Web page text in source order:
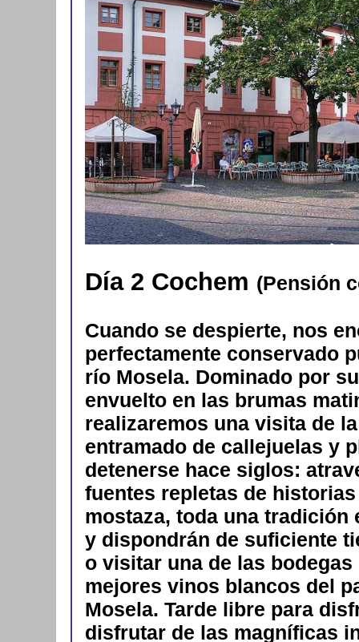
Día 2 Cochem (Pensión
Cuando se despierte, nos
perfectamente conservado
río Mosela. Dominado por
envuelto en las brumas
realizaremos una visita de
entramado de callejuelas y
detenerse hace siglos:
fuentes repletas de
mostaza, toda una tradición
y dispondrán de suficiente
o visitar una de las
mejores vinos blancos del
Mosela. Tarde libre para
disfrutar de las magníficas